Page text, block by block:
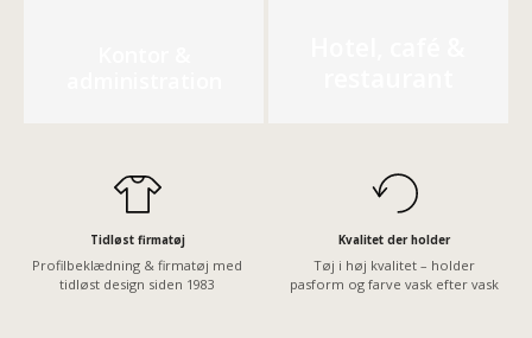
Tidløst firmatøj
Profilbeklædning & firmatøj med
tidløst design siden 1983
Kvalitet der holder
Tøj i høj kvalitet – holder
pasform og farve vask efter vask